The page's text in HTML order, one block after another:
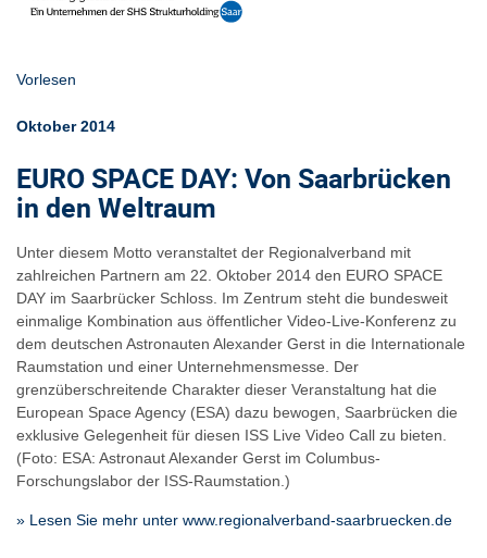
Vorlesen
Oktober 2014
EURO SPACE DAY: Von Saarbrücken
in den Weltraum
Unter diesem Motto veranstaltet der Regionalverband mit
zahlreichen Partnern am 22. Oktober 2014 den EURO SPACE
DAY im Saarbrücker Schloss. Im Zentrum steht die bundesweit
einmalige Kombination aus öffentlicher Video-Live-Konferenz zu
dem deutschen Astronauten Alexander Gerst in die Internationale
Raumstation und einer Unternehmensmesse. Der
grenzüberschreitende Charakter dieser Veranstaltung hat die
European Space Agency (ESA) dazu bewogen, Saarbrücken die
exklusive Gelegenheit für diesen ISS Live Video Call zu bieten.
(Foto: ESA: Astronaut Alexander Gerst im Columbus-
Forschungslabor der ISS-Raumstation.)
» Lesen Sie mehr unter www.regionalverband-saarbruecken.de